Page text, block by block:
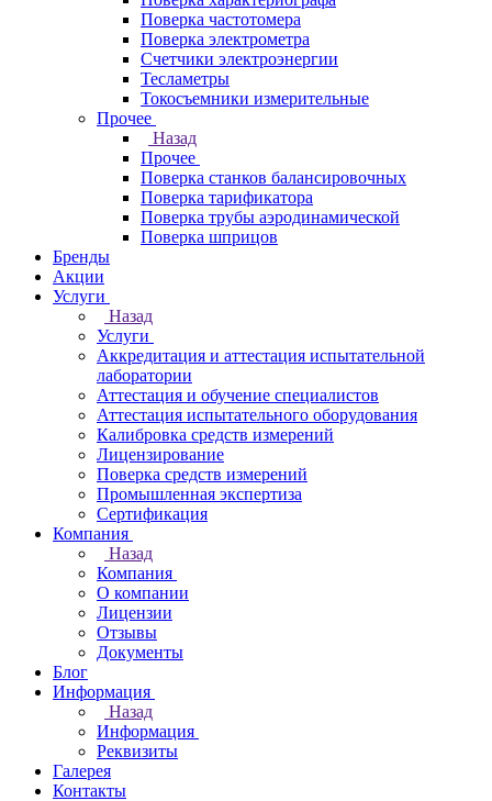
Поверка частотомера
Поверка электрометра
Счетчики электроэнергии
Тесламетры
Токосъемники измерительные
Прочее
Назад
Прочее
Поверка станков балансировочных
Поверка тарификатора
Поверка трубы аэродинамической
Поверка шприцов
Бренды
Акции
Услуги
Назад
Услуги
Аккредитация и аттестация испытательной
лаборатории
Аттестация и обучение специалистов
Аттестация испытательного оборудования
Калибровка средств измерений
Лицензирование
Поверка средств измерений
Промышленная экспертиза
Сертификация
Компания
Назад
Компания
О компании
Лицензии
Отзывы
Документы
Блог
Информация
Назад
Информация
Реквизиты
Галерея
Контакты